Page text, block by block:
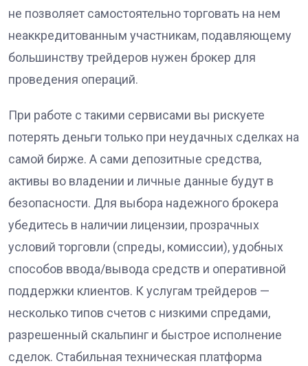
не позволяет самостоятельно торговать на нем
неаккредитованным участникам, подавляющему
большинству трейдеров нужен брокер для
проведения операций.
При работе с такими сервисами вы рискуете
потерять деньги только при неудачных сделках на
самой бирже. А сами депозитные средства,
активы во владении и личные данные будут в
безопасности. Для выбора надежного брокера
убедитесь в наличии лицензии, прозрачных
условий торговли (спреды, комиссии), удобных
способов ввода/вывода средств и оперативной
поддержки клиентов. К услугам трейдеров —
несколько типов счетов с низкими спредами,
разрешенный скальпинг и быстрое исполнение
сделок. Стабильная техническая платформа